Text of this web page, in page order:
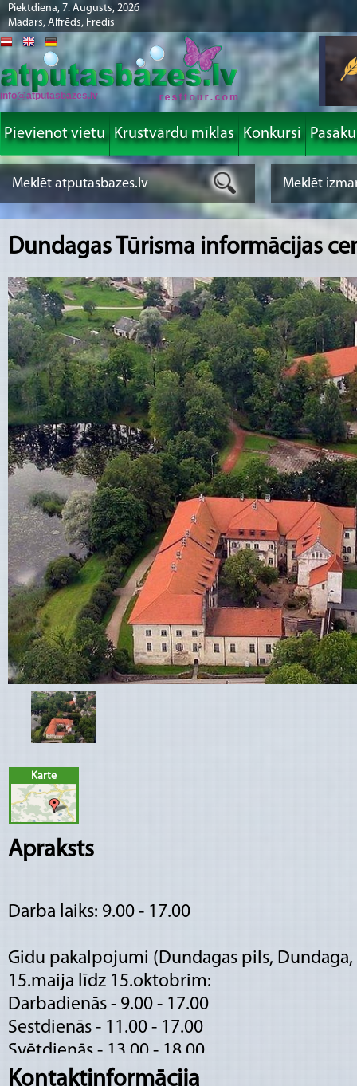
Piektdiena, 7. Augusts, 2026
Madars, Alfrēds, Fredis
info@atputasbazes.lv
Pievienot vietu Krustvārdu mīklas Konkursi
Dundagas Tūrisma informācijas
Karte
Apraksts
Darba laiks: 9.00 - 17.00
Gidu pakalpojumi (Dundagas pils,
15.maija līdz 15.oktobrim:
Darbadienās - 9.00 - 17.00
Sestdienās - 11.00 - 17.00
Svētdienās - 13.00 - 18.00
Kontaktinformācija